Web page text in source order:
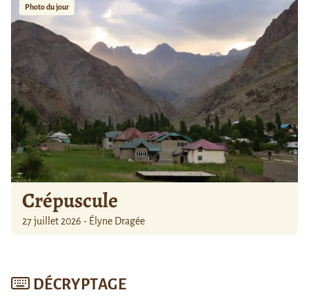
Photo du jour
Crépuscule
27 juillet 2026 - Élyne Dragée
DÉCRYPTAGE